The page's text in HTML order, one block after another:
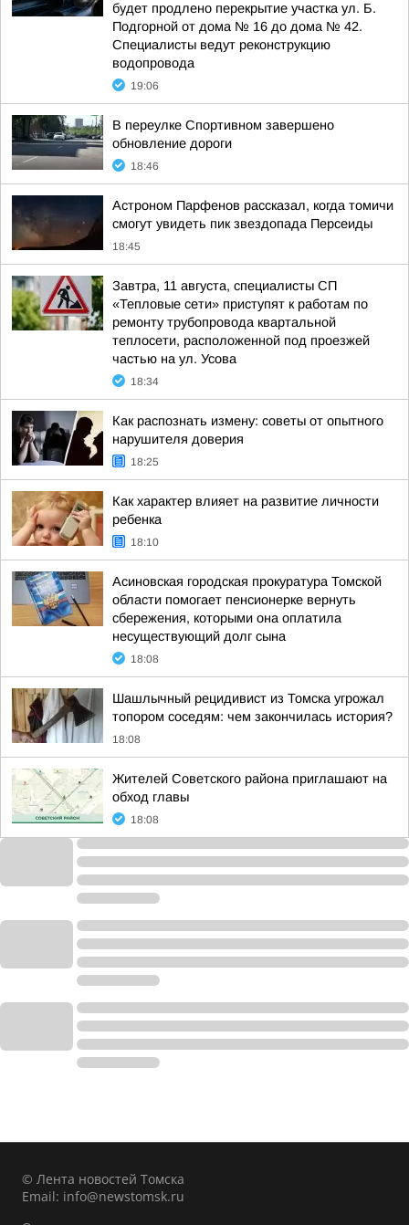
будет продлено перекрытие участка ул. Б.
Подгорной от дома № 16 до дома № 42.
Специалисты ведут реконструкцию
водопровода
19:06
В переулке Спортивном завершено
обновление дороги
18:46
Астроном Парфенов рассказал, когда томичи
смогут увидеть пик звездопада Персеиды
18:45
Завтра, 11 августа, специалисты СП
«Тепловые сети» приступят к работам по
ремонту трубопровода квартальной
теплосети, расположенной под проезжей
частью на ул. Усова
18:34
Как распознать измену: советы от опытного
нарушителя доверия
18:25
Как характер влияет на развитие личности
ребенка
18:10
Асиновская городская прокуратура Томской
области помогает пенсионерке вернуть
сбережения, которыми она оплатила
несуществующий долг сына
18:08
Шашлычный рецидивист из Томска угрожал
топором соседям: чем закончилась история?
18:08
Жителей Советского района приглашают на
обход главы
18:08
© Лента новостей Томска
Email: info@newstomsk.ru